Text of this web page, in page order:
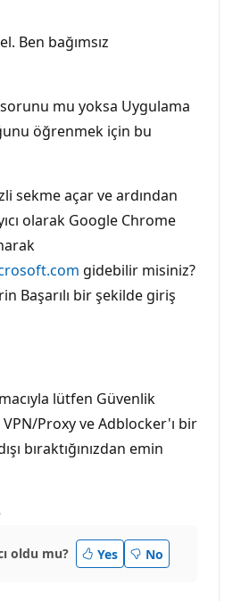
Ben bağımsız
mu yoksa Uygulama
öğrenmek için bu
sekme açar ve ardından
olarak Google Chrome
gidebilir misiniz?
Başarılı bir şekilde giriş
lütfen Güvenlik
Proxy ve Adblocker'ı bir
bıraktığınızdan emin
oldu mu? Yes No